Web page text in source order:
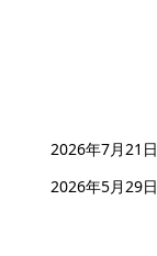
2026年7月21日
2026年5月29日